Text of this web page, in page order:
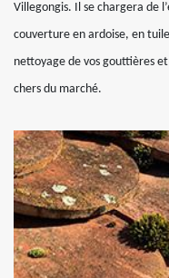
Villegongis. Il se chargera de
couverture en ardoise, en
nettoyage de vos gouttières
chers du marché.